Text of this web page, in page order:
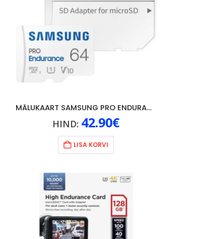
MÄLUKAART SAMSUNG PRO ENDURANCE 64GB, U1/V10/4K
HIND: 42.90€
LISA KORVI